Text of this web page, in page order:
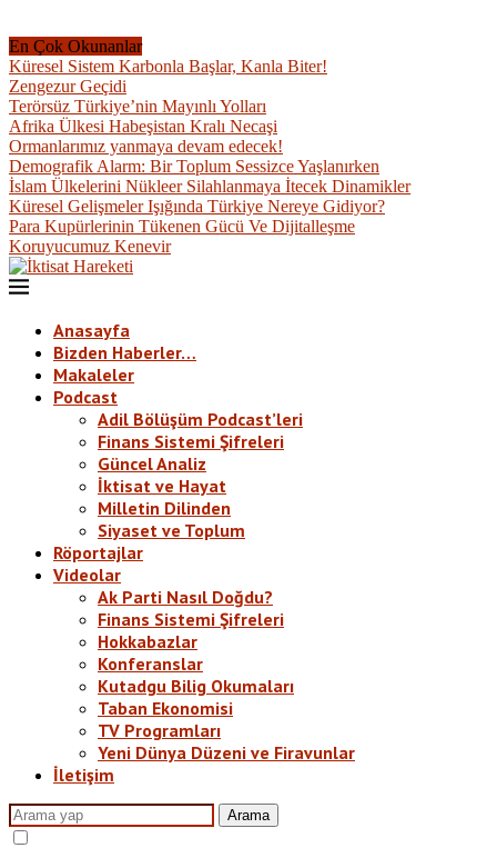
En Çok Okunanlar
Küresel Sistem Karbonla Başlar, Kanla Biter!
Zengezur Geçidi
Terörsüz Türkiye’nin Mayınlı Yolları
Afrika Ülkesi Habeşistan Kralı Necaşi
Ormanlarımız yanmaya devam edecek!
Demografik Alarm: Bir Toplum Sessizce Yaşlanırken
İslam Ülkelerini Nükleer Silahlanmaya İtecek Dinamikler
Küresel Gelişmeler Işığında Türkiye Nereye Gidiyor?
Para Kupürlerinin Tükenen Gücü Ve Dijitalleşme
Koruyucumuz Kenevir
Anasayfa
Bizden Haberler…
Makaleler
Podcast
Adil Bölüşüm Podcast’leri
Finans Sistemi Şifreleri
Güncel Analiz
İktisat ve Hayat
Milletin Dilinden
Siyaset ve Toplum
Röportajlar
Videolar
Ak Parti Nasıl Doğdu?
Finans Sistemi Şifreleri
Hokkabazlar
Konferanslar
Kutadgu Bilig Okumaları
Taban Ekonomisi
TV Programları
Yeni Dünya Düzeni ve Firavunlar
İletişim
Arama